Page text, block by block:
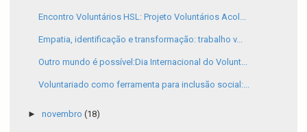
Encontro Voluntários HSL: Projeto Voluntários Acol...
Empatia, identificação e transformação: trabalho v...
Outro mundo é possível:Dia Internacional do Volunt...
Voluntariado como ferramenta para inclusão social:...
► novembro (18)